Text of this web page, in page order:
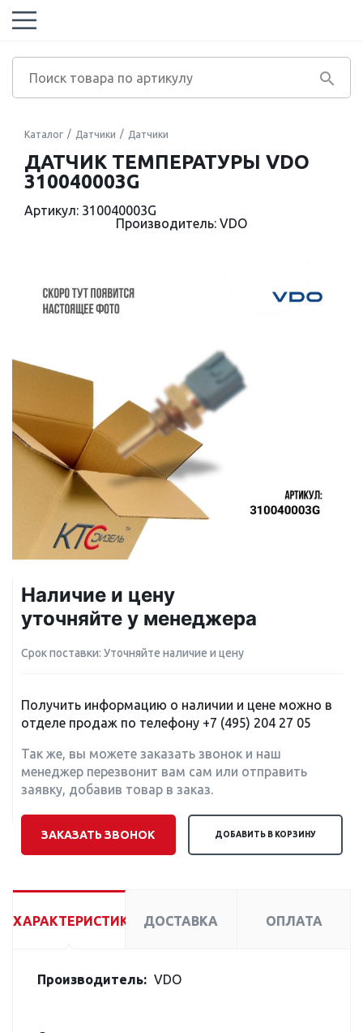
Каталог Датчики Датчики
ДАТЧИК ТЕМПЕРАТУРЫ VDO
310040003G
Артикул: 310040003G
Производитель: VDO
Наличие и цену
уточняйте у менеджера
Срок поставки: Уточняйте наличие и цену
Получить информацию о наличии и цене можно в
отделе продаж по телефону +7 (495) 204 27 05
Так же, вы можете заказать звонок и наш
менеджер перезвонит вам сам или отправить
заявку, добавив товар в заказ.
ЗАКАЗАТЬ ЗВОНОК ДОБАВИТЬ В КОРЗИНУ
ХАРАКТЕРИСТИКИ ДОСТАВКА ОПЛАТА
Производитель: VDO